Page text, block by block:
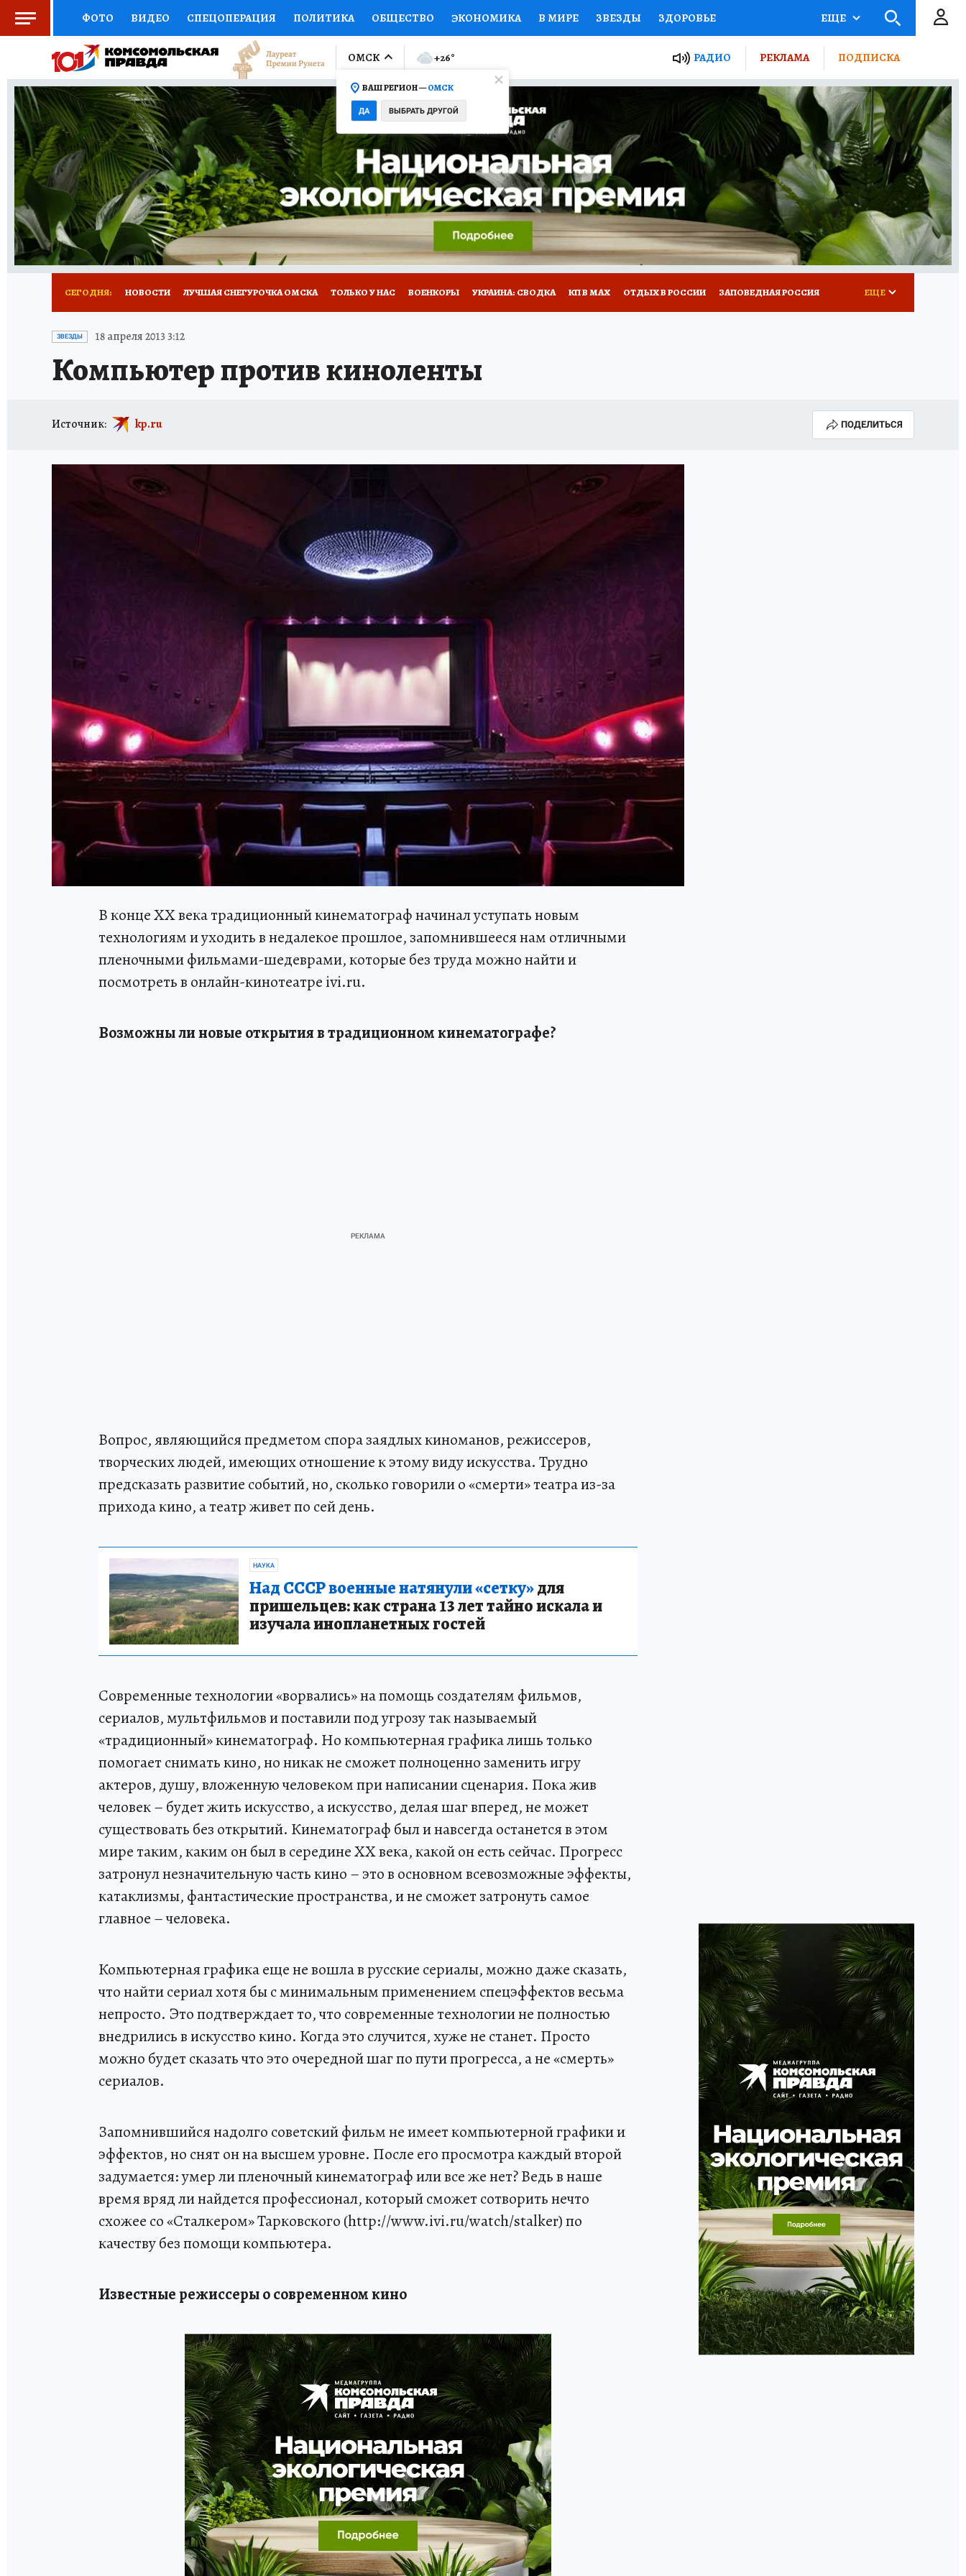
ФОТО ВИДЕО СПЕЦОПЕРАЦИЯ ПОЛИТИКА ОБЩЕСТВО ЭКОНОМИКА В МИРЕ ЗВЕЗДЫ ЗДОРОВЬЕ
СОЦПОДДЕРЖКА НАУКА СПОРТ КОЛУМНИСТЫ ПРОИСШЕСТВИЯ НАЦИОНАЛЬНЫЕ ПРОЕКТЫ РОССИИ
ВЫБОР ЭКСПЕРТОВ ДОКТОР ФИНАНСЫ ОТКРЫВАЕМ МИР СЕМЬЯ ЖЕНСКИЕ СЕКРЕТЫ ПУТЕВОДИТЕЛЬ
КНИЖНАЯ ПОЛКА ПРОГНОЗЫ НА СПОРТ ПРОМОКОДЫ СЕРИАЛЫ СПЕЦПРОЕКТЫ ДЕФИЦИТ ЖЕЛЕЗА ТУРИЗМ
ПРЕСС-ЦЕНТР НЕДВИЖИМОСТЬ ТЕЛЕВИЗОР КОЛЛЕКЦИИ КОНКУРСЫ РАБОТА У НАС ГИД ПОТРЕБИТЕЛЯ ВСЕ О КП
РАДИО КП РЕКЛАМА ТЕСТЫ НОВОЕ НА САЙТЕ
ЕЩЕ
ОМСК
ВАШ РЕГИОН —ОМСК
ДА ВЫБРАТЬ ДРУГОЙ
+26° РАДИО РЕКЛАМА ПОДПИСКА
СЕГОДНЯ: НОВОСТИ ЛУЧШАЯ СНЕГУРОЧКА ОМСКА ТОЛЬКО У НАС ВОЕНКОРЫ УКРАИНА: СВОДКА КП В МАХ ОТДЫХ В РОССИИ ЗАПОВЕДНАЯ РОССИЯ
ПРОИСШЕСТВИЯ
ЕЩЕ
ЗВЕЗДЫ 18 апреля 2013 3:12
Компьютер против киноленты
Источник: kp.ru ПОДЕЛИТЬСЯ
В конце ХХ века традиционный кинематограф начинал уступать новым
технологиям и уходить в недалекое прошлое, запомнившееся нам отличными
пленочными фильмами-шедеврами, которые без труда можно найти и
посмотреть в онлайн-кинотеатре ivi.ru.
Возможны ли новые открытия в традиционном кинематографе?
Вопрос, являющийся предметом спора заядлых киноманов, режиссеров,
творческих людей, имеющих отношение к этому виду искусства. Трудно
предсказать развитие событий, но, сколько говорили о «смерти» театра из-за
прихода кино, а театр живет по сей день.
НАУКА
Над СССР военные натянули «сетку»для
пришельцев: как страна 13 лет тайно искала и
изучала инопланетных гостей
Современные технологии «ворвались» на помощь создателям фильмов,
сериалов, мультфильмов и поставили под угрозу так называемый
«традиционный» кинематограф. Но компьютерная графика лишь только
помогает снимать кино, но никак не сможет полноценно заменить игру
актеров, душу, вложенную человеком при написании сценария. Пока жив
человек – будет жить искусство, а искусство, делая шаг вперед, не может
существовать без открытий. Кинематограф был и навсегда останется в этом
мире таким, каким он был в середине ХХ века, какой он есть сейчас. Прогресс
затронул незначительную часть кино – это в основном всевозможные эффекты,
катаклизмы, фантастические пространства, и не сможет затронуть самое
главное – человека.
Компьютерная графика еще не вошла в русские сериалы, можно даже сказать,
что найти сериал хотя бы с минимальным применением спецэффектов весьма
непросто. Это подтверждает то, что современные технологии не полностью
внедрились в искусство кино. Когда это случится, хуже не станет. Просто
можно будет сказать что это очередной шаг по пути прогресса, а не «смерть»
сериалов.
Запомнившийся надолго советский фильм не имеет компьютерной графики и
эффектов, но снят он на высшем уровне. После его просмотра каждый второй
задумается: умер ли пленочный кинематограф или все же нет? Ведь в наше
время вряд ли найдется профессионал, который сможет сотворить нечто
схожее со «Сталкером» Тарковского (http://www.ivi.ru/watch/stalker) по
качеству без помощи компьютера.
Известные режиссеры о современном кино